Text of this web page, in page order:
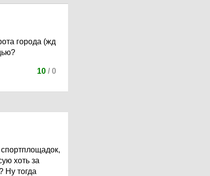
города (жд
10 / 0
хоть за
Ну тогда